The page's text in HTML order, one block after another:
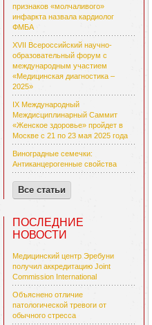
признаков «молчаливого»
инфаркта назвала кардиолог
ФМБА
XVII Всероссийский научно-
образовательный форум с
международным участием
«Медицинская диагностика –
2025»
IX Международный
Междисциплинарный Саммит
«Женское здоровье» пройдет в
Москве с 21 по 23 мая 2025 года
Виноградные семечки:
Антиканцерогенные свойства
Все статьи
ПОСЛЕДНИЕ
НОВОСТИ
Медицинский центр Эребуни
получил аккредитацию Joint
Commission International
Объяснено отличие
патологической тревоги от
обычного стресса